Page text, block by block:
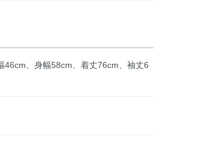
46cm、身幅58cm、着丈76cm、袖丈6